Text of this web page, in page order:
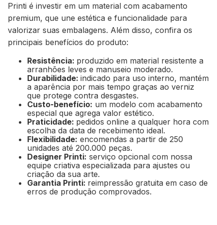
Printi é investir em um material com acabamento
premium, que une estética e funcionalidade para
valorizar suas embalagens. Além disso, confira os
principais benefícios do produto:
Resistência: produzido em material resistente a
arranhões leves e manuseio moderado.
Durabilidade: indicado para uso interno, mantém
a aparência por mais tempo graças ao verniz
que protege contra desgastes.
Custo-benefício: um modelo com acabamento
especial que agrega valor estético.
Praticidade: pedidos online a qualquer hora com
escolha da data de recebimento ideal.
Flexibilidade: encomendas a partir de 250
unidades até 200.000 peças.
Designer Printi: serviço opcional com nossa
equipe criativa especializada para ajustes ou
criação da sua arte.
Garantia Printi: reimpressão gratuita em caso de
erros de produção comprovados.